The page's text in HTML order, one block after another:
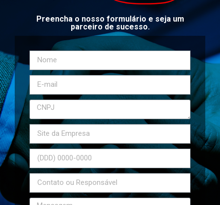
Preencha o nosso formulário e seja um
parceiro de sucesso.